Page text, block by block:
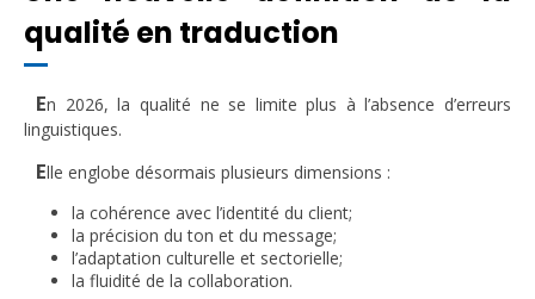
qualité en traduction
En 2026, la qualité ne se limite plus à l’absence d’erreurs
linguistiques.
Elle englobe désormais plusieurs dimensions :
la cohérence avec l’identité du client;
la précision du ton et du message;
l’adaptation culturelle et sectorielle;
la fluidité de la collaboration.